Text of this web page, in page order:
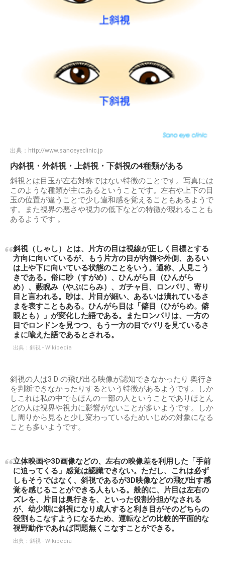
出典： http://www.sanoeyeclinic.jp
内斜視・外斜視・上斜視・下斜視の4種類がある
斜視とは目玉が左右対称ではない特徴のことです。写真には
このような種類が主にあるということです。左右や上下の目
玉の位置が違うことで少し違和感を覚えることもあるようで
す。また視界の悪さや視力の低下などの特徴が現れることも
あるようです 。
斜視（しゃし）とは、片方の目は視線が正しく目標とする
方向に向いているが、もう片方の目が内側や外側、あるい
は上や下に向いている状態のことをいう。通称、人見こう
きである。俗に眇（すがめ）、ひんがら目（ひんがら
め）、藪睨み（やぶにらみ）、ガチャ目、ロンパリ、寄り
目と言われる。眇は、片目が細い、あるいは潰れているさ
まを表すこともある。ひんがら目は「僻目（ひがらめ。僻
眼とも）」が変化した語である。またロンパリは、一方の
目でロンドンを見つつ、もう一方の目でパリを見ているさ
まに喩えた語であるとされる。
出典： 斜視 - Wikipedia
斜視の人は3 D の飛び出る映像が認知できなかったり 奥行き
を判断できなかったりするという特徴があるようです。しか
しこれは私の中でもほんの一部の人ということでありほとん
どの人は視界や視力に影響がないことが多いようです。しか
し周りから見ると少し変わっているためいじめの対象になる
ことも多いようです。
立体映画や3D画像などの、左右の映像差を利用した「手前
に迫ってくる」感覚は認識できない。ただし、これは必ず
しもそうではなく、斜視であるが3D映像などの飛び出す感
覚を感じることができる人もいる。般的に、片目は左右の
ズレを、片目は奥行きを、といった役割分担がなされる
が、幼少期に斜視になり成人すると利き目がそのどちらの
役割もこなすようになるため、運転などの比較的平面的な
視野動作であれば問題無くこなすことができる。
出典： 斜視 - Wikipedia